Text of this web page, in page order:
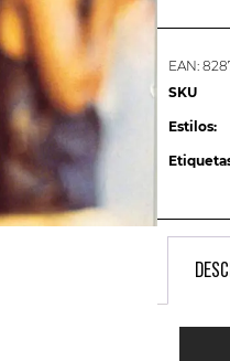
EAN:
SKU
Estilos: